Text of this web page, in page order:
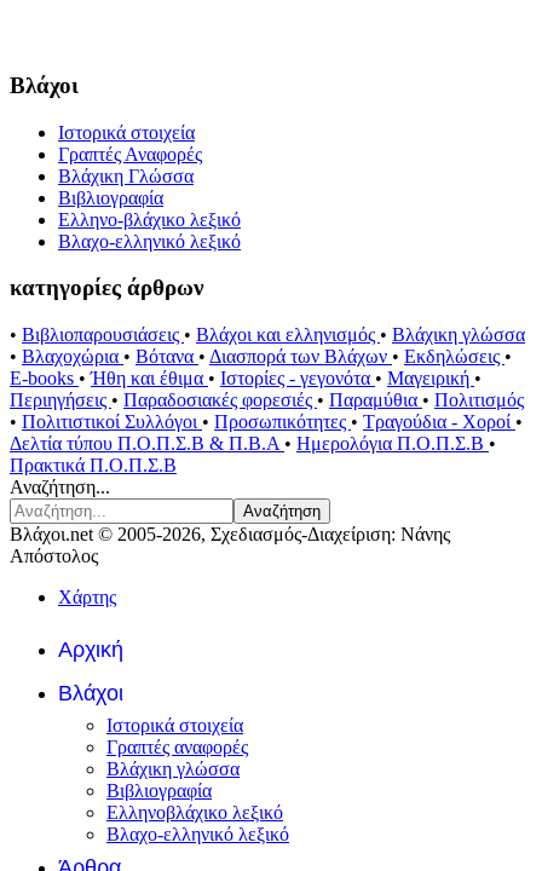
Βλάχοι
Ιστορικά στοιχεία
Γραπτές Αναφορές
Βλάχικη Γλώσσα
Βιβλιογραφία
Ελληνο-βλάχικο λεξικό
Βλαχο-ελληνικό λεξικό
κατηγορίες άρθρων
• Βιβλιοπαρουσιάσεις • Βλάχοι και ελληνισμός • Βλάχικη γλώσσα
• Βλαχοχώρια • Βότανα • Διασπορά των Βλάχων • Εκδηλώσεις •
E-books •Ήθη και έθιμα • Ιστορίες - γεγονότα • Μαγειρική •
Περιηγήσεις • Παραδοσιακές φορεσιές • Παραμύθια • Πολιτισμός
• Πολιτιστικοί Συλλόγοι • Προσωπικότητες • Τραγούδια - Χοροί •
Δελτία τύπου Π.Ο.Π.Σ.Β & Π.Β.Α • Ημερολόγια Π.Ο.Π.Σ.Β •
Πρακτικά Π.Ο.Π.Σ.Β
Αναζήτηση...
Αναζήτηση
Βλάχοι.net © 2005-2026, Σχεδιασμός-Διαχείριση: Νάνης
Απόστολος
Χάρτης
Αρχική
Βλάχοι
Ιστορικά στοιχεία
Γραπτές αναφορές
Βλάχικη γλώσσα
Βιβλιογραφία
Ελληνοβλάχικο λεξικό
Βλαχο-ελληνικό λεξικό